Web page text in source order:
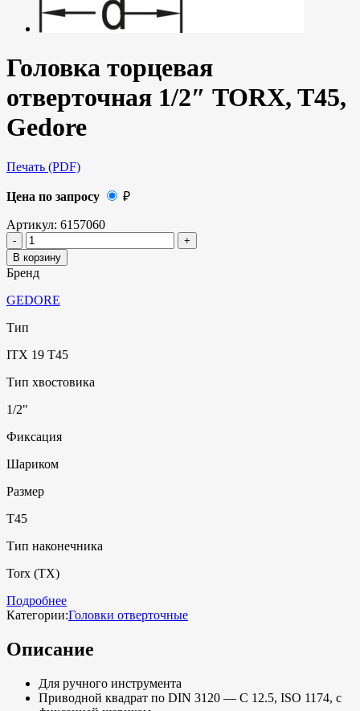
Головка торцевая
отверточная 1/2″ TORX, T45,
Gedore
Печать (PDF)
Цена по запросу ₽
Артикул: 6157060
В корзину
Бренд
GEDORE
Тип
ITX 19 T45
Тип хвостовика
1/2"
Фиксация
Шариком
Размер
T45
Тип наконечника
Torx (TX)
Подробнее
Категории:Головки отверточные
Описание
Для ручного инструмента
Приводной квадрат по DIN 3120 — C 12.5, ISO 1174, с